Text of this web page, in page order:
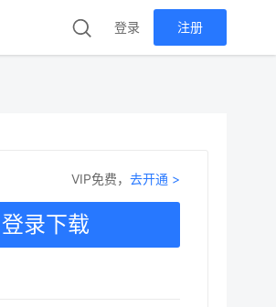
登录 注册
VIP免费，去开通 >
登录下载